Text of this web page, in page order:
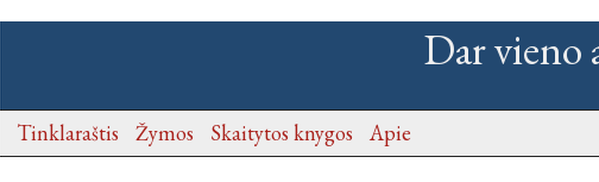
Dar vieno
Tinklaraštis Žymos Skaitytos knygos Apie